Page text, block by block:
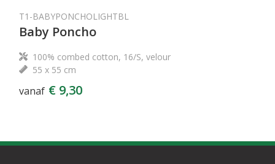
T1-BABYPONCHOLIGHTBL
Baby Poncho
100% combed cotton, 16/S, velour
55 x 55 cm
vanaf € 9,30